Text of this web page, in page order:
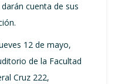
cuenta de sus
12 de mayo,
de la Facultad
Cruz 222,